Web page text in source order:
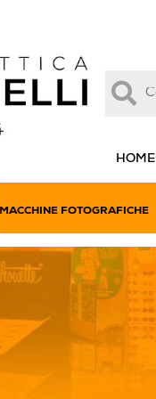
HOME
MACCHINE FOTOGRAFICHE